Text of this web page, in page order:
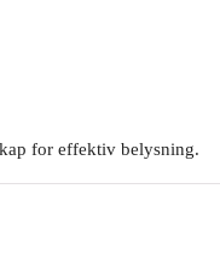
for effektiv belysning.